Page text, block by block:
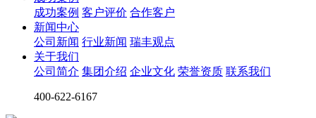
成功案例 客户评价 合作客户
新闻中心
公司新闻 行业新闻 瑞丰观点
关于我们
公司简介 集团介绍 企业文化 荣誉资质 联系我们
400-622-6167